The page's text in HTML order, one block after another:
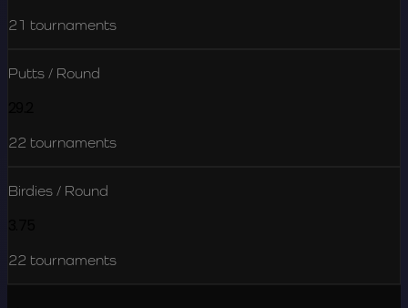
21 tournaments
Putts / Round
22 tournaments
Birdies / Round
22 tournaments